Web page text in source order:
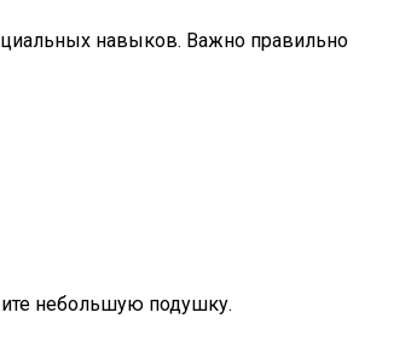
навыков. Важно правильно
небольшую подушку.